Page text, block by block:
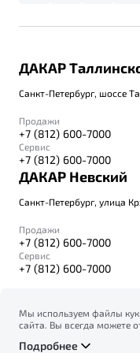
ДАКАР
Санкт-Петербург, шоссе
Продажи
+7 (812) 600-7000
Сервис
+7 (812) 600-7000
ДАКАР Невский
Санкт-Петербург, улица
Продажи
+7 (812) 600-7000
Сервис
+7 (812) 600-7000
© 2026
Политика
Мы используем файлы
сайта. Вы всегда можете
на сбор и использование
Подробнее